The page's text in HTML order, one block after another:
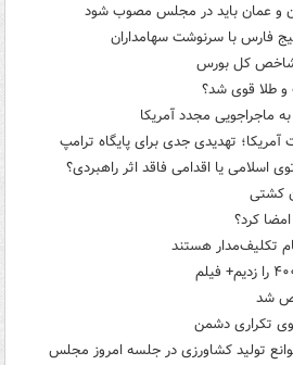
و عمان باید در مجلس مصوب شود
فارس با سرنوشت سهامداران
و طلا قوی شد؟
ماجراجویی مجدد آمریکا
آمریکا؛ تهدیدی جدی برای پایگاه ترامپ
اسلامی یا اقدامی فاقد اثر راهبردی؟
کشتی
کرد؟
تکلیف‌مدار هستند
شد
تکراری دشمن
تولید کشاورزی در جلسه امروز مجلس